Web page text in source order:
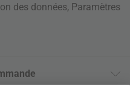
des données, Paramètres